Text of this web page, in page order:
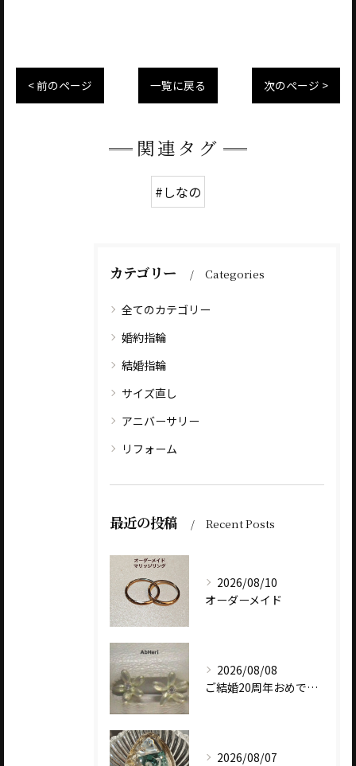
< 前のページ 一覧に戻る 次のページ >
関連タグ
#しなの
カテゴリー Categories
全てのカテゴリー
婚約指輪
結婚指輪
サイズ直し
アニバーサリー
リフォーム
最近の投稿 Recent Posts
2026/08/10
オーダーメイド
2026/08/08
ご結婚20周年おめでとうございます
2026/08/07